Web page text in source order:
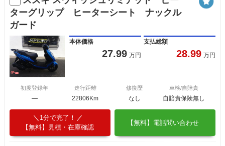
ターグリップ ヒーターシート ナックル
ガード
本体価格
27.99 万円
支払総額
28.99 万円
初度登録年
―
走行距離
22806Km
修復歴
なし
車検/自賠責
自賠責保険無し
1分で完了！
【無料】見積・在庫確認
【無料】電話問い合わせ